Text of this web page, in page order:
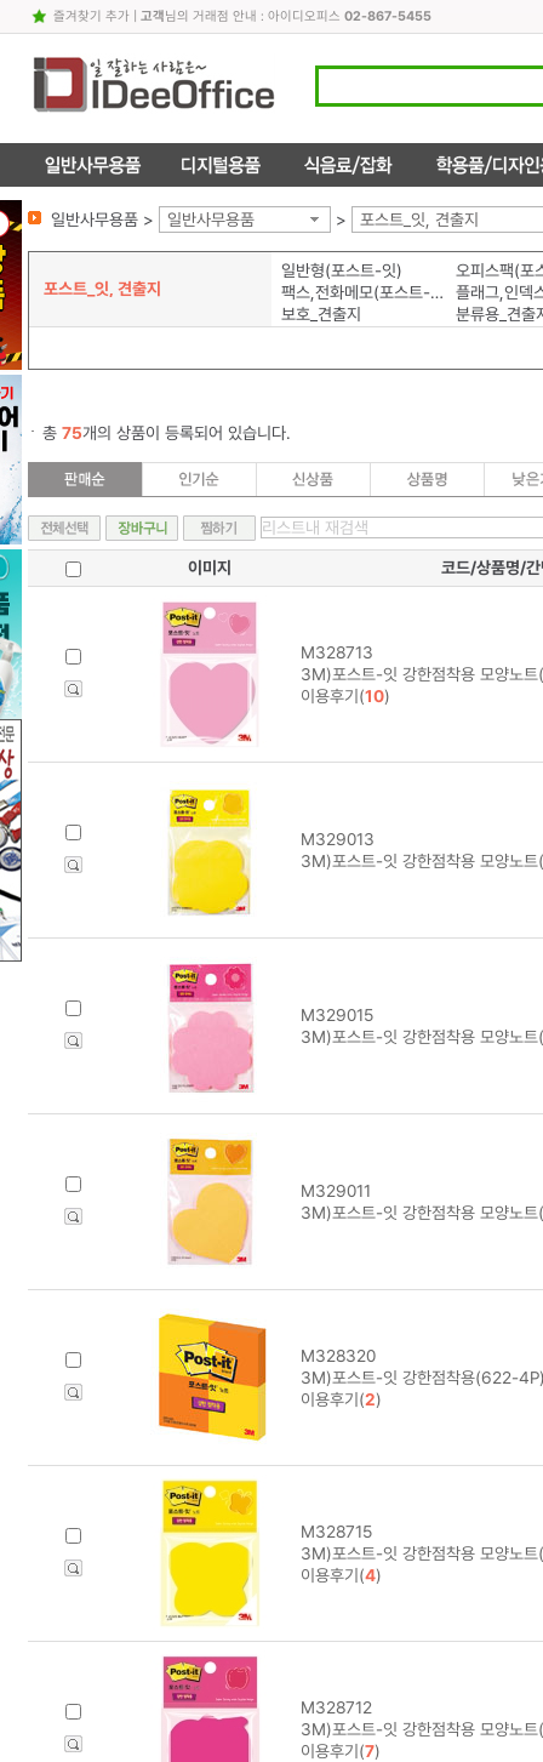
즐겨찾기 추가| 고객님의 거래점 안내 : 아이디오피스 02-867-5455
일반사무용품 > 일반사무용품 > 포스트_잇, 견출지
포스트_잇, 견출지
일반형(포스트-잇)
오피스팩(포
팩스,전화메모(포스트-잇)
보호_견출지
분류용_견출
총 75개의 상품이 등록되어 있습니다.
이미지 코드/상품명/간
M328713
3M)포스트-잇 강한점착용 모양노트
이용후기(10)
M329013
3M)포스트-잇 강한점착용 모양노트
M329015
3M)포스트-잇 강한점착용 모양노트
M329011
3M)포스트-잇 강한점착용 모양노트
M328320
3M)포스트-잇 강한점착용(622-
이용후기(2)
M328715
3M)포스트-잇 강한점착용 모양노트
이용후기(4)
M328712
3M)포스트-잇 강한점착용 모양노트
이용후기(7)